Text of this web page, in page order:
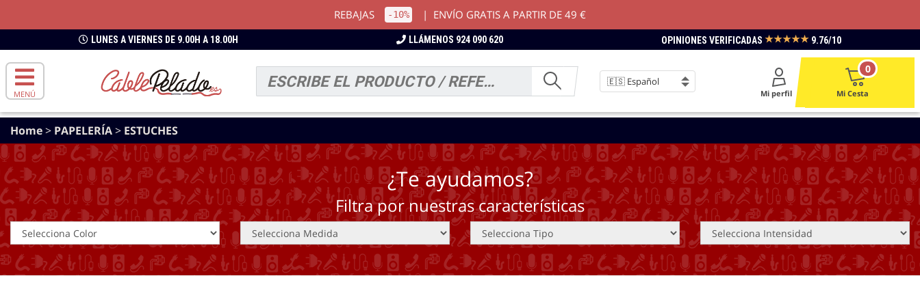
REBAJAS -10% | ENVÍO GRATIS A PARTIR DE 49 €
LUNES A VIERNES DE 9.00H A 18.00H LLÁMENOS 924 090 620 OPINIONES VERIFICADAS ★★★★★ 9.76/10
MENÚ Mi perfil Mi Cesta
0
Home> PAPELERÍA> ESTUCHES
¿Te ayudamos?
Filtra por nuestras características